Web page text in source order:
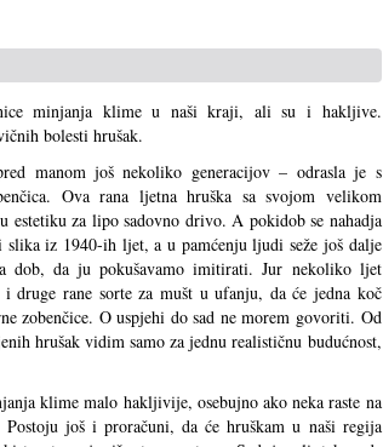
minjanja klime u naši kraji, ali su i hakljive.
bolesti hrušak.
manom još nekoliko generacijov – odrasla je s
Ova rana ljetna hruška sa svojom velikom
estetiku za lipo sadovno drivo. A pokidob se nahadja
slika iz 1940-ih ljet, a u pamćenju ljudi seže još dalje
dob, da ju pokušavamo imitirati. Jur nekoliko ljet
i druge rane sorte za mušt u ufanju, da će jedna koč
zobenčice. O uspjehi do sad ne morem govoriti. Od
hrušak vidim samo za jednu realističnu budućnost,
klime malo hakljivije, osebujno ako neka raste na
Postoju još i proračuni, da će hruškam u naši regija